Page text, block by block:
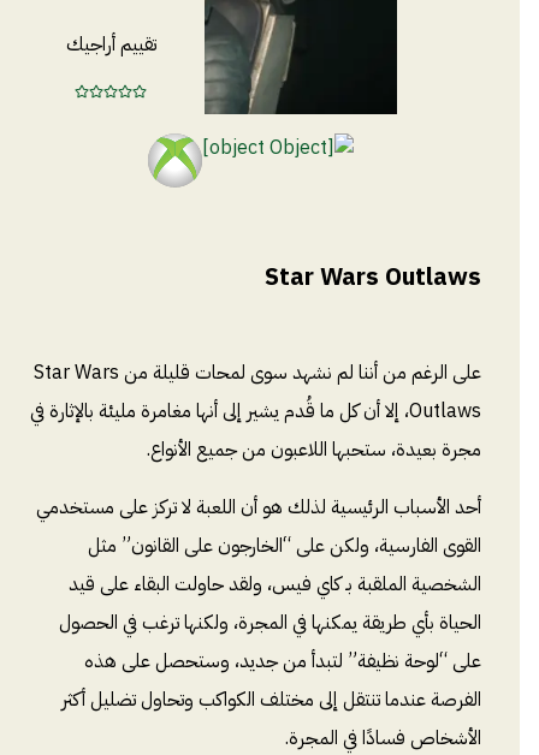
تقييم أراجيك
Star Wars Outlaws
على الرغم من أننا لم نشهد سوى لمحات قليلة من Star Wars
Outlaws، إلا أن كل ما قُدم يشير إلى أنها مغامرة مليئة بالإثارة في
مجرة بعيدة، ستحبها اللاعبون من جميع الأنواع.
أحد الأسباب الرئيسية لذلك هو أن اللعبة لا تركز على مستخدمي
القوى الفارسية، ولكن على “الخارجون على القانون” مثل
الشخصية الملقبة بـ كاي فيس، ولقد حاولت البقاء على قيد
الحياة بأي طريقة يمكنها في المجرة، ولكنها ترغب في الحصول
على “لوحة نظيفة” لتبدأ من جديد، وستحصل على هذه
الفرصة عندما تنتقل إلى مختلف الكواكب وتحاول تضليل أكثر
الأشخاص فسادًا في المجرة.